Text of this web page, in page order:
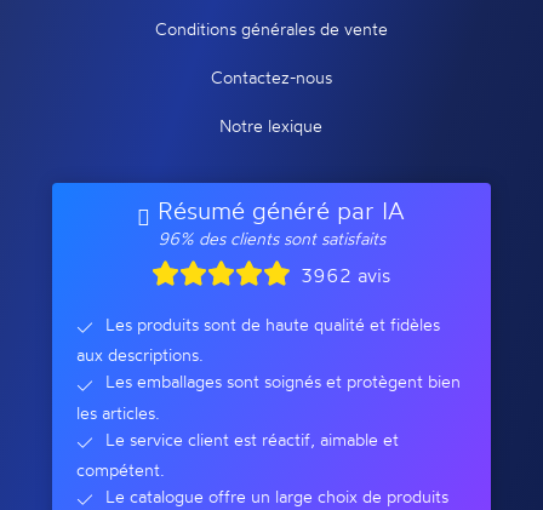
Conditions générales de vente
Contactez-nous
Notre lexique
Résumé généré par IA
96% des clients sont satisfaits
3962 avis
Les produits sont de haute qualité et fidèles
aux descriptions.
Les emballages sont soignés et protègent bien
les articles.
Le service client est réactif, aimable et
compétent.
Le catalogue offre un large choix de produits